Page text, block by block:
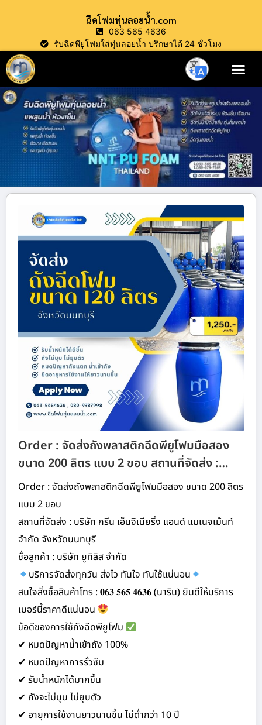
ฉีดโฟมทุ่นลอยน้ำ.com
063 565 4636
รับฉีดพียูโฟมใส่ทุ่นลอยน้ำ ปรึกษาได้ 24 ชั่วโมง
Order : จัดส่งถังพลาสติกฉีดพียูโฟมมือสอง
ขนาด 200 ลิตร แบบ 2 ขอบ สถานที่จัดส่ง :…
Order : จัดส่งถังพลาสติกฉีดพียูโฟมมือสอง ขนาด 200 ลิตร
แบบ 2 ขอบ
สถานที่จัดส่ง : บริษัท กรีน เอ็นจิเนียริ่ง แอนด์ แมเนจเม้นท์
จำกัด จังหวัดนนทบุรี
ชื่อลูกค้า : บริษัท ยูทิลิส จำกัด
บริการจัดส่งทุกวัน ส่งไว ทันใจ ทันใช้แน่นอน
สนใจสั่งซื้อสินค้าโทร : 𝟎𝟔𝟑 𝟓𝟔𝟓 𝟒𝟔𝟑𝟔 (นาริน) ยินดีให้บริการ
เบอร์นี้ราคาดีแน่นอน
ข้อดีของการใช้ถังฉีดพียูโฟม
✔ หมดปัญหาน้ำเข้าถัง 100%
✔ หมดปัญหาการรั่วซึม
✔ รับน้ำหนักได้มากขึ้น
✔ ถังจะไม่บุบ ไม่ยุบตัว
✔ อายุการใช้งานยาวนานขึ้น ไม่ต่ำกว่า 10 ปี